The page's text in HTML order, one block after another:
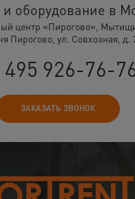
и оборудование в
центр «Пирогово»,
Пирогово, ул. Совхозная, д.
495 926-76-
ЗАКАЗАТЬ ЗВОНОК